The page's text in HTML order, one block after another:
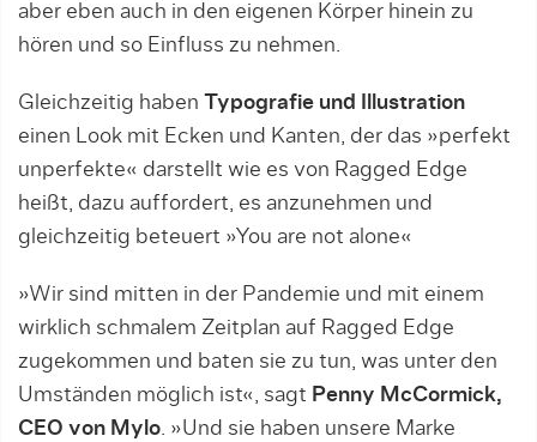
aber eben auch in den eigenen Körper hinein zu
hören und so Einfluss zu nehmen.
Gleichzeitig haben Typografie und Illustration
einen Look mit Ecken und Kanten, der das »perfekt
unperfekte« darstellt wie es von Ragged Edge
heißt, dazu auffordert, es anzunehmen und
gleichzeitig beteuert »You are not alone«
»Wir sind mitten in der Pandemie und mit einem
wirklich schmalem Zeitplan auf Ragged Edge
zugekommen und baten sie zu tun, was unter den
Umständen möglich ist«, sagt Penny McCormick,
CEO von Mylo. »Und sie haben unsere Marke